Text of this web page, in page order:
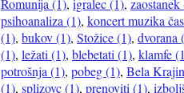
Romunija (1), igralec (1), zaostanek
psihoanaliza (1), koncert muzika
(1), bukov (1), Stožice (1), dvorana
(1), ležati (1), blebetati (1), klamfe
potrošnja (1), pobeg (1), Bela
(1), splizovc (1), prenoviti (1),